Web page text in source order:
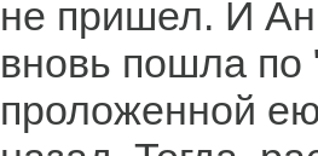
не пришел. И
вновь пошла по
проложенной